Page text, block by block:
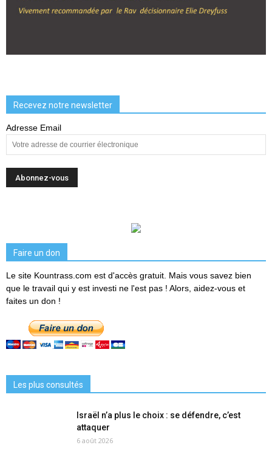
Recevez notre newsletter
Adresse Email
Faire un don
Le site Kountrass.com est d'accès gratuit. Mais vous savez bien
que le travail qui y est investi ne l'est pas ! Alors, aidez-vous et
faites un don !
Les plus consultés
Israël n’a plus le choix : se défendre, c’est
attaquer
6 août 2026